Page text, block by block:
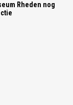
Rheden nog